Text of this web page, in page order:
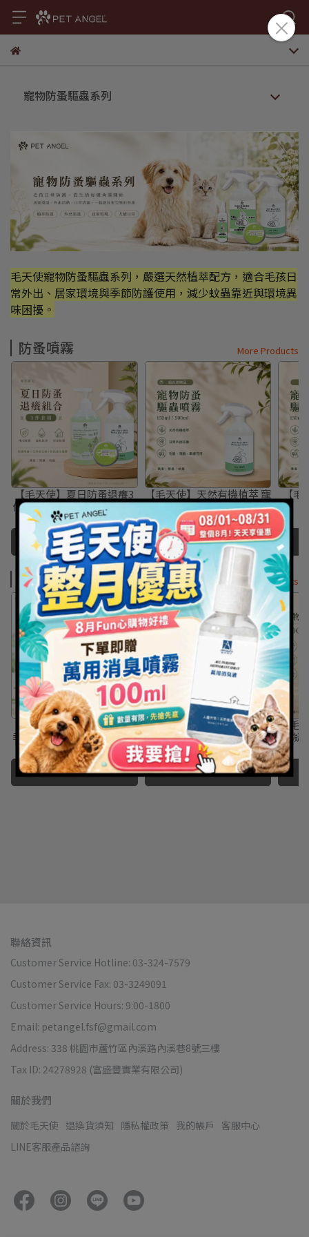
寵物防蚤驅蟲系列
毛天使寵物防蚤驅蟲系列，嚴選天然植萃配方，適合毛孩日
常外出、居家環境與季節防護使用，減少蚊蟲靠近與環境異
味困擾。
防蚤噴霧 More Products
【毛天使】夏日防蚤退癢3
件套組｜寵物防護噴霧・防
蚊凝膠・艾草洗毛精
NT$1,080NT$1,199
Add to Cart
【毛天使】天然有機植萃 寵
物防蚤驅蟲噴霧 500ml (草
本非藥用)
NT$428NT$450
Add to Cart
【
防蚤凝膠 More Products
【夏日限定】專屬毛孩的夏
季防護計畫｜毛天使寵物防
蚊凝膠超值組 🐾 6入熱銷推
薦｜平均只要$200/罐（守
護24坪空間）
NT$945NT$1,050
Add to Cart
【毛天使】夏日防蚤退癢3
件套組｜寵物防護噴霧・防
蚊凝膠・艾草洗毛精
NT$1,080NT$1,199
Add to Cart
【毛
臭凝
聯絡資訊
Customer Service Hotline: 03-324-7579
Customer Service Fax: 03-3249091
Customer Service Hours: 9:00-1800
Email: petangel.fsf@gmail.com
Address: 338 桃園市蘆竹區內溪路內溪巷8號三樓
Tax ID: 24278928 (富盛豐實業有限公司)
關於我們
關於毛天使 退換貨須知 隱私權政策 我的帳戶
客服中心
LINE客服產品諮詢